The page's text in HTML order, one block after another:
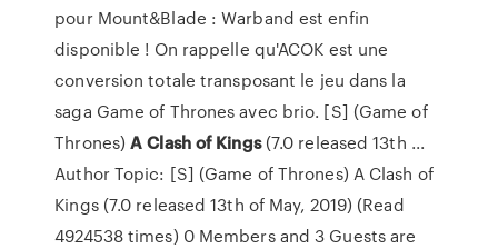
pour Mount&Blade : Warband est enfin
disponible ! On rappelle qu'ACOK est une
conversion totale transposant le jeu dans la
saga Game of Thrones avec brio. [S] (Game of
Thrones)A Clashof Kings(7.0 released 13th ...
Author Topic: [S] (Game of Thrones) A Clash of
Kings (7.0 released 13th of May, 2019) (Read
4924538 times) 0 Members and 3 Guests are